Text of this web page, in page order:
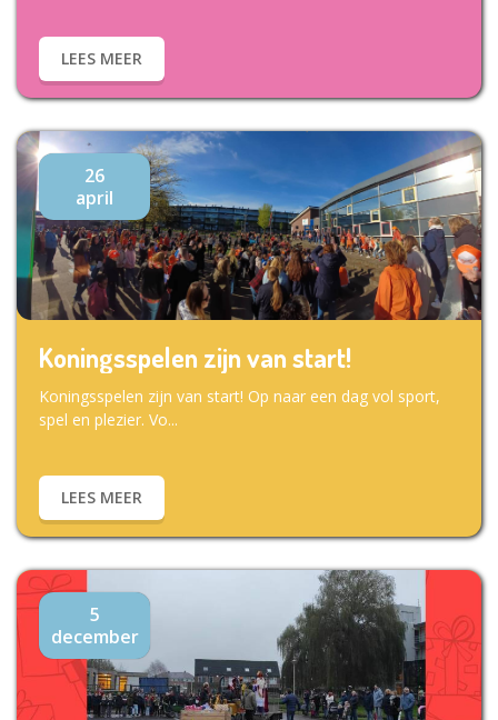
LEES MEER
26
april
Koningsspelen zijn van start!
Koningsspelen zijn van start! Op naar een dag vol sport,
spel en plezier. Vo...
LEES MEER
5
december